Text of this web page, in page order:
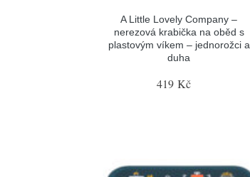
A Little Lovely Company –
nerezová krabička na oběd s
plastovým víkem – jednorožci a
duha
419 Kč